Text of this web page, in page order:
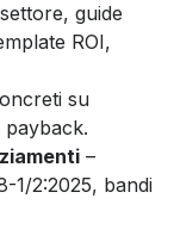
guide
ROI,
su
payback.
–
1/2:2025, bandi